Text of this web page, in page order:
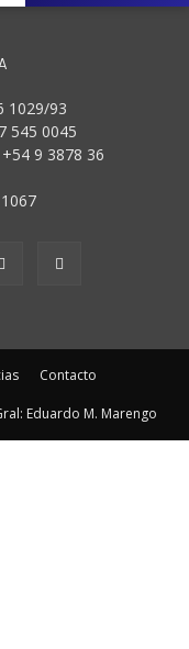
1029/93
545 0045
9 3878 36
Contacto
Eduardo M. Marengo